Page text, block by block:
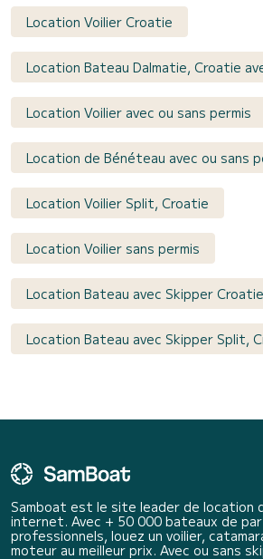
Location Voilier Croatie
Location Bateau Dalmatie, Croatie
Location Voilier avec ou sans permis
Location de Bénéteau avec ou sans
Location Voilier Split, Croatie
Location Voilier sans permis
Location Bateau avec Skipper Croatie
Location Bateau avec Skipper Split,
Samboat est le site leader de location
internet. Avec + 50 000 bateaux de
professionnels, louez un voilier,
moteur au meilleur prix. Avec ou sans